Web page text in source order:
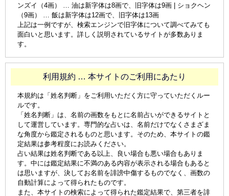
ンズイ（4画） … 油は新字体は8画で、旧字体は9画 | ショクヘン
（9画） … 飯は新字体は12画で、旧字体は13画
上記は一例ですが、検索エンジンで旧字体について調べてみても
面白いと思います。詳しく説明されているサイトが多数ありま
す。
利用規約 … 本サイトのご利用にあたり
本規約は「姓名判断」をご利用いただく方に守っていただくルー
ルです。
「姓名判断」は、名前の画数をもとに名前占いができるサイトと
して運営しています。専門的な占いは、名前だけでなくさまざま
な角度から鑑定されるものと思います。そのため、本サイトの鑑
定結果は参考程度にお読みください。
占い結果は姓名判断である以上、良い場合も悪い場合もありま
す。中には鑑定結果に不満のある内容が表示される場合もあると
は思いますが、決してお名前を誹謗中傷するものでなく、画数の
自動計算によって得られたものです。
また、本サイトの検索によって得られた鑑定結果で、第三者を誹